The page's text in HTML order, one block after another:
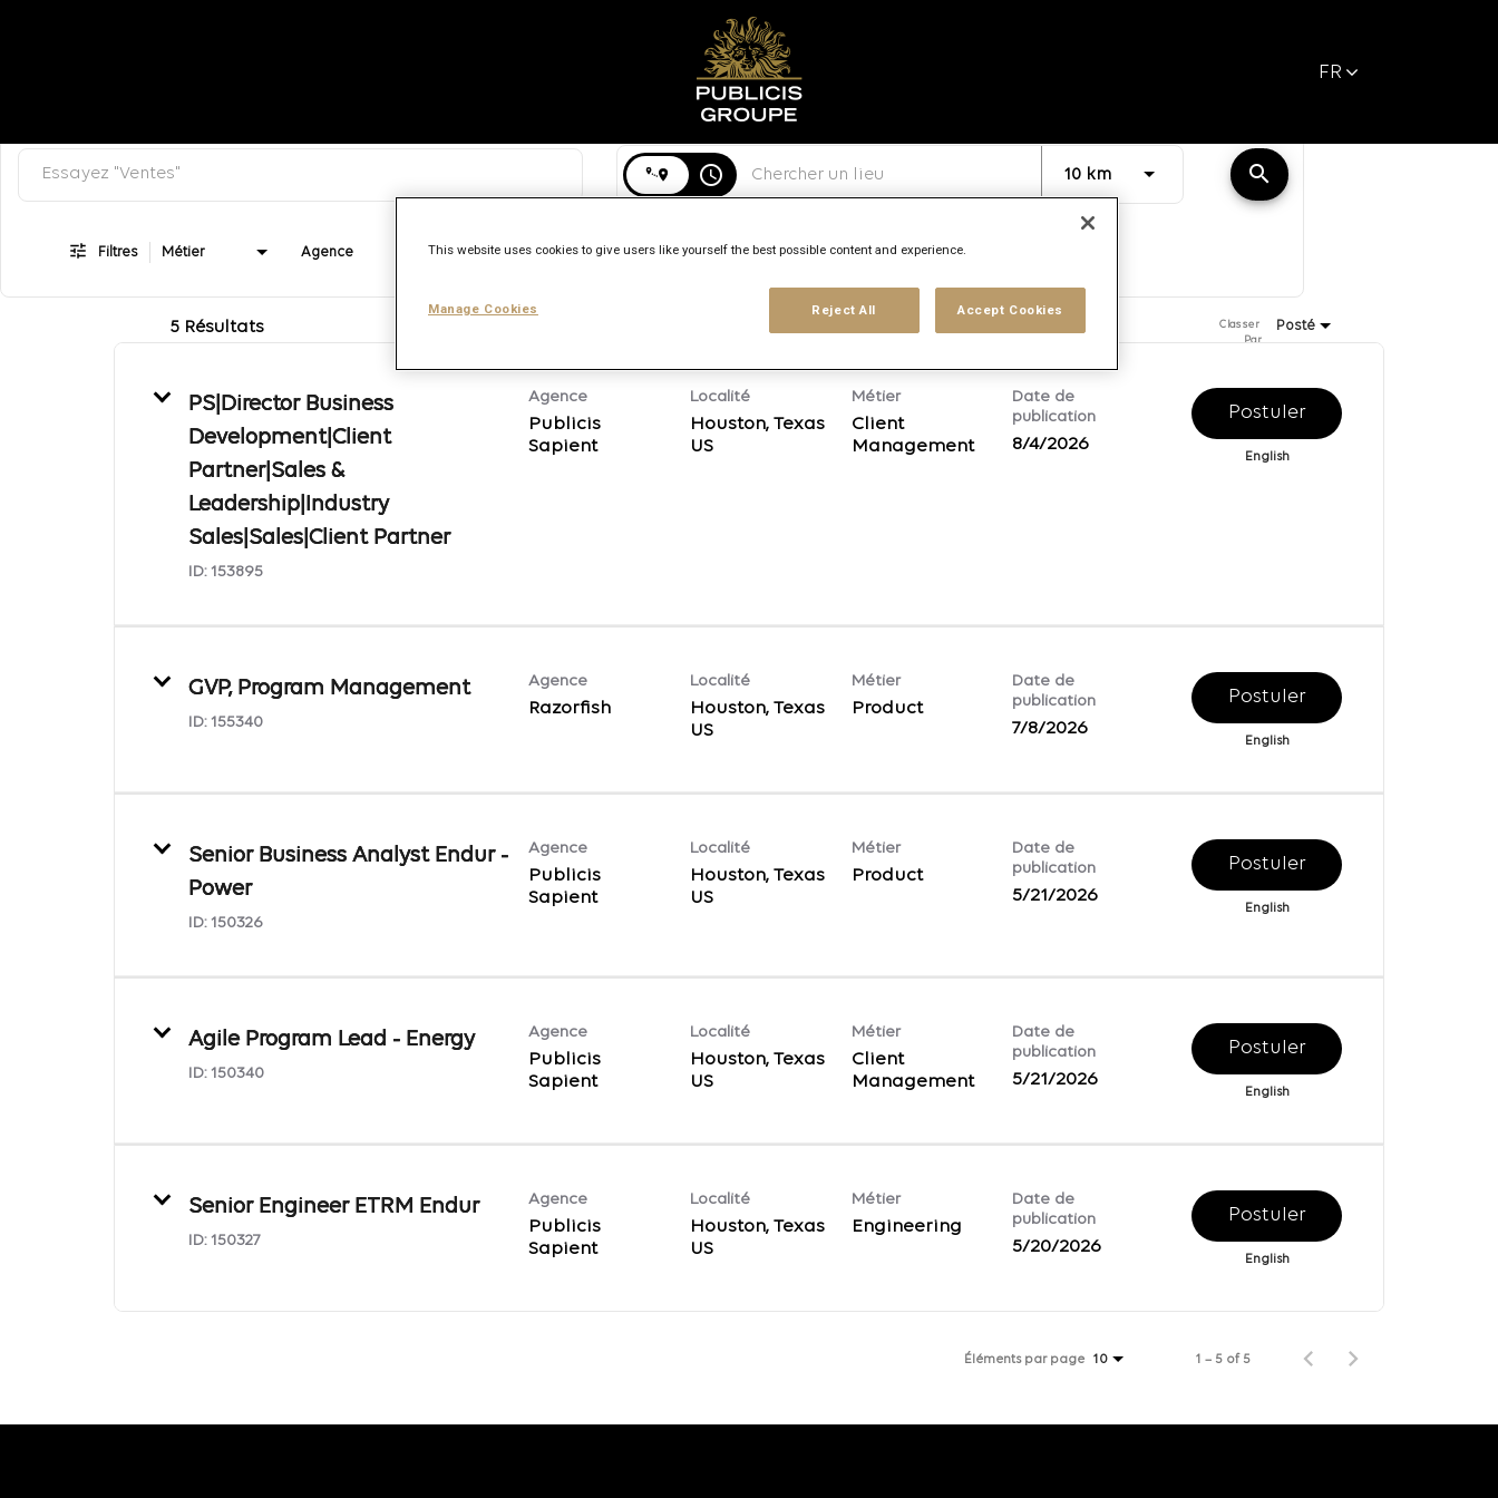
FR
Job Search Page
access_time 10 kmJOBS.DISTANCEUNITS_SCREENREADER_TEXT
search
Filtres Métier Agence Type de contrat Niveau d'expérience Lieu de travail Localité
5 Résultats Posté
Classer
Par
PS|Director Business
Development|Client
Partner|Sales &
Leadership|Industry
Sales|Sales|Client Partner
ID: 153895
Agence
Publicis
Sapient
Localité
Houston, Texas
Métier
Client
Management
Date de
publication
8/4/2026
Postuler
English
GVP, Program Management
ID: 155340
Agence
Razorfish
Localité
Houston, Texas
Métier
Product
Date de
publication
7/8/2026
Postuler
English
Senior Business Analyst Endur -
Power
ID: 150326
Agence
Publicis
Sapient
Localité
Houston, Texas
Métier
Product
Date de
publication
5/21/2026
Postuler
English
Agile Program Lead - Energy
ID: 150340
Agence
Publicis
Sapient
Localité
Houston, Texas
Métier
Client
Management
Date de
publication
5/21/2026
Postuler
English
Senior Engineer ETRM Endur
ID: 150327
Agence
Publicis
Sapient
Localité
Houston, Texas
Métier
Engineering
Date de
publication
5/20/2026
Postuler
English
Éléments par page 10 1 – 5 of 5
This website uses cookies to give users like yourself the best possible content and experience.
Reject All Accept Cookies
Manage Cookies